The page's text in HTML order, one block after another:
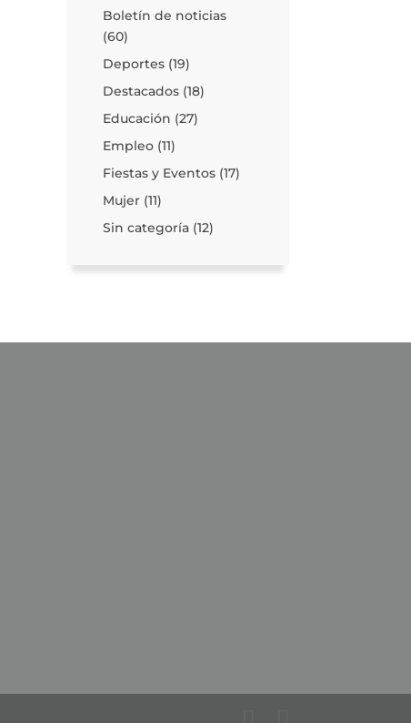
Boletín de noticias
(60)
Deportes(19)
Destacados(18)
Educación (27)
Empleo(11)
Fiestas y Eventos(17)
Mujer(11)
Sin categoría(12)